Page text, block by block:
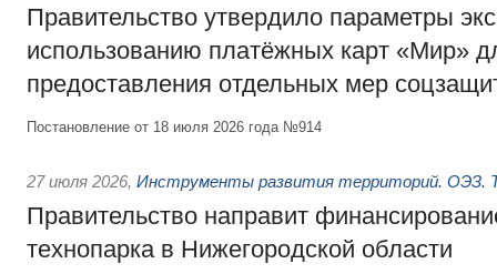
Правительство утвердило параметры
использованию платёжных карт «Мир»
предоставления отдельных мер
Постановление от 18 июля 2026 года №914
27 июля 2026, Инструменты развития территорий. ОЭЗ.
Правительство направит
технопарка в Нижегородской области